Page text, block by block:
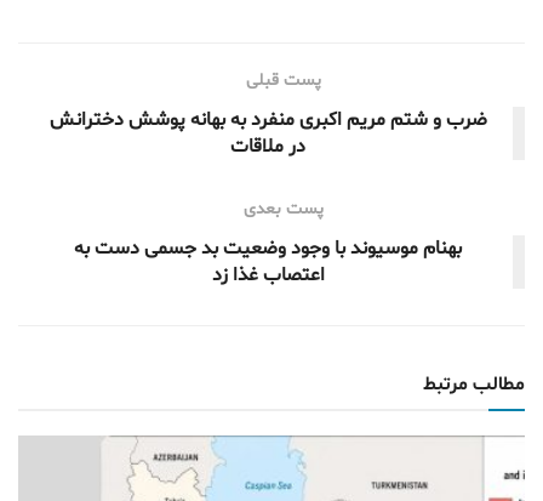
پست قبلی
ضرب و شتم مریم اکبری منفرد به بهانه پوشش دخترانش
در ملاقات
پست بعدی
بهنام موسیوند با وجود وضعیت بد جسمی دست به
اعتصاب غذا زد
مطالب مرتبط